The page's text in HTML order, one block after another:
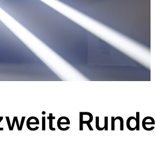
Runde